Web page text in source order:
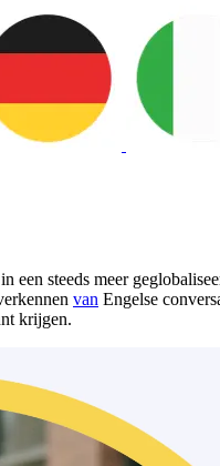
steeds meer
van Engelse
krijgen.